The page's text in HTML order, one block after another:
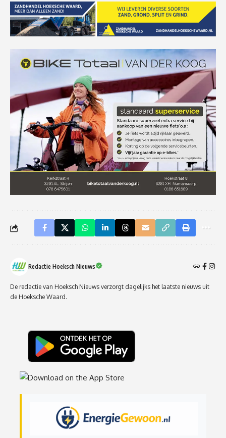
Redactie Hoeksch Nieuws
De redactie van Hoeksch Nieuws verzorgt dagelijks het laatste nieuws uit
de Hoeksche Waard.